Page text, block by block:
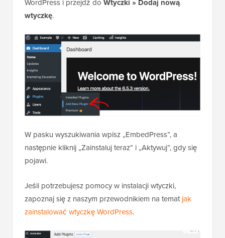
WordPress i przejdź do Wtyczki » Dodaj nową
wtyczkę.
W pasku wyszukiwania wpisz „EmbedPress”, a
następnie kliknij „Zainstaluj teraz” i „Aktywuj”, gdy się
pojawi.
Jeśli potrzebujesz pomocy w instalacji wtyczki,
zapoznaj się z naszym przewodnikiem na tematjak
zainstalować wtyczkę WordPress.